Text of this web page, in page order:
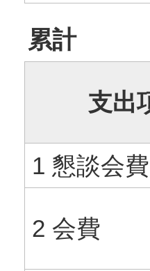
累計
支出
1 懇談会費
2 会費